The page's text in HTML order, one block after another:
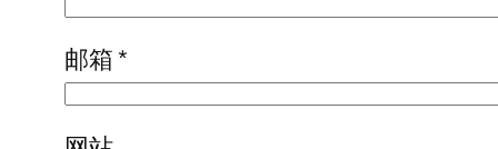
邮箱*